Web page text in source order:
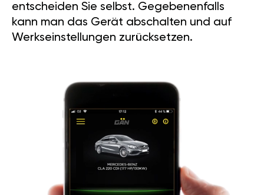
entscheiden Sie selbst. Gegebenenfalls
kann man das Gerät abschalten und auf
Werkseinstellungen zurücksetzen.